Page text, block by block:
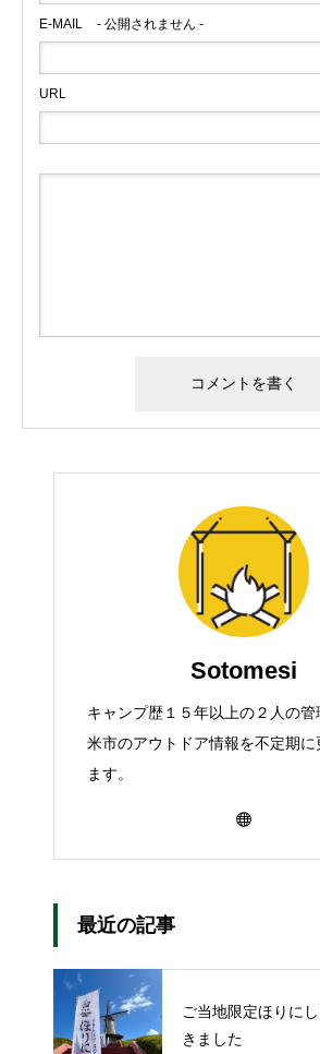
E-MAIL - 公開されません -
URL
Sotomesi
キャンプ歴１５年以上の２人の管
米市のアウトドア情報を不定期に
ます。
最近の記事
ご当地限定ほりに
きました